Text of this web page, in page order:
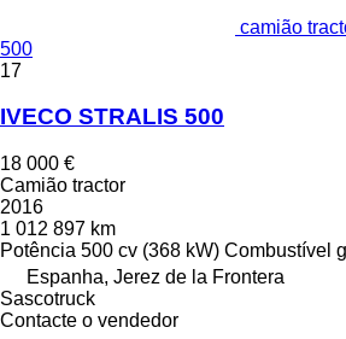
camião
500
17
IVECO STRALIS 500
18 000 €
Camião tractor
2016
1 012 897 km
Potência 500 cv (368 kW) Combustível
Espanha, Jerez de la Frontera
Sascotruck
Contacte o vendedor